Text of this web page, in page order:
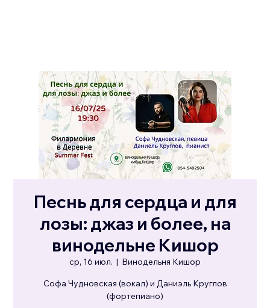
Песнь для сердца и для
лозы: джаз и более, на
винодельне Кишор
ср, 16 июл.
  |
Винодельня Кишор
Софа Чудновская (вокал) и Даниэль Круглов
(фортепиано)